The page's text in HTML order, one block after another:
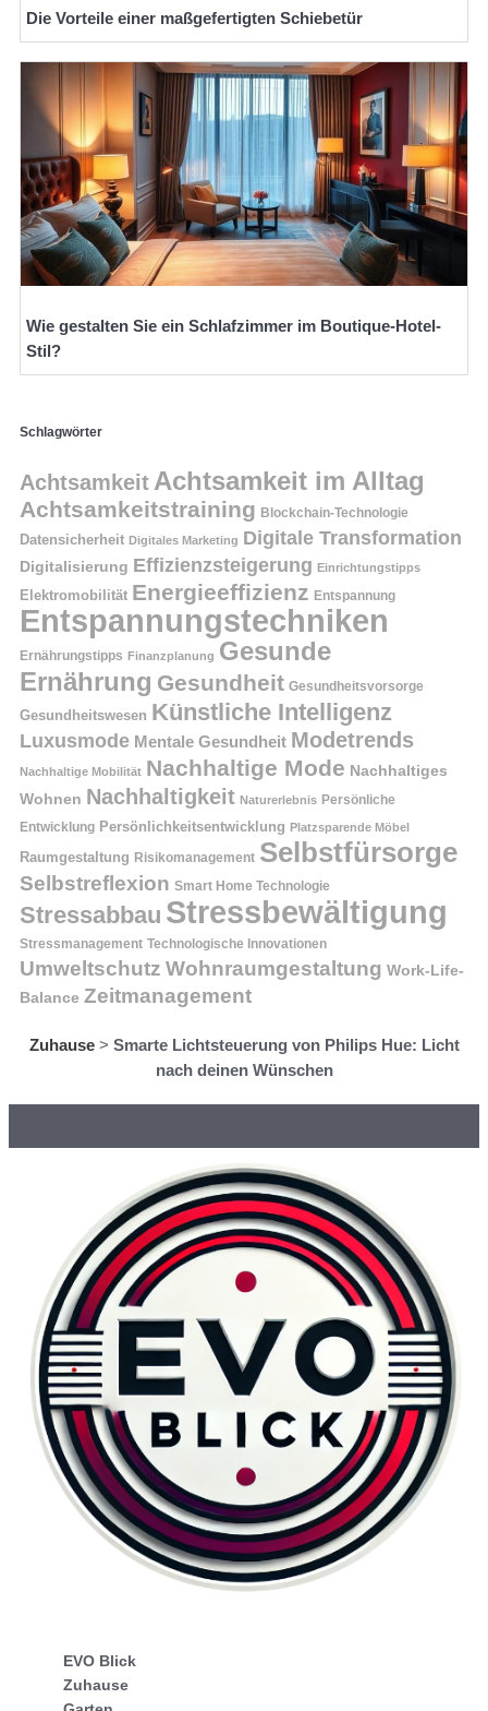
Die Vorteile einer maßgefertigten Schiebetür
Wie gestalten Sie ein Schlafzimmer im Boutique-Hotel-
Stil?
Schlagwörter
Achtsamkeit Achtsamkeit im Alltag
Achtsamkeitstraining Blockchain-Technologie
Datensicherheit Digitales Marketing Digitale Transformation
Digitalisierung Effizienzsteigerung Einrichtungstipps
Elektromobilität Energieeffizienz Entspannung
Entspannungstechniken
Ernährungstipps Finanzplanung Gesunde
Ernährung Gesundheit Gesundheitsvorsorge
Gesundheitswesen Künstliche Intelligenz
Luxusmode Mentale Gesundheit Modetrends
Nachhaltige Mobilität Nachhaltige Mode Nachhaltiges
Wohnen Nachhaltigkeit Naturerlebnis Persönliche
Entwicklung Persönlichkeitsentwicklung Platzsparende Möbel
Raumgestaltung Risikomanagement Selbstfürsorge
Selbstreflexion Smart Home Technologie
Stressabbau Stressbewältigung
Stressmanagement Technologische Innovationen
Umweltschutz Wohnraumgestaltung Work-Life-
Balance Zeitmanagement
Zuhause> Smarte Lichtsteuerung von Philips Hue: Licht
nach deinen Wünschen
EVO Blick
Zuhause